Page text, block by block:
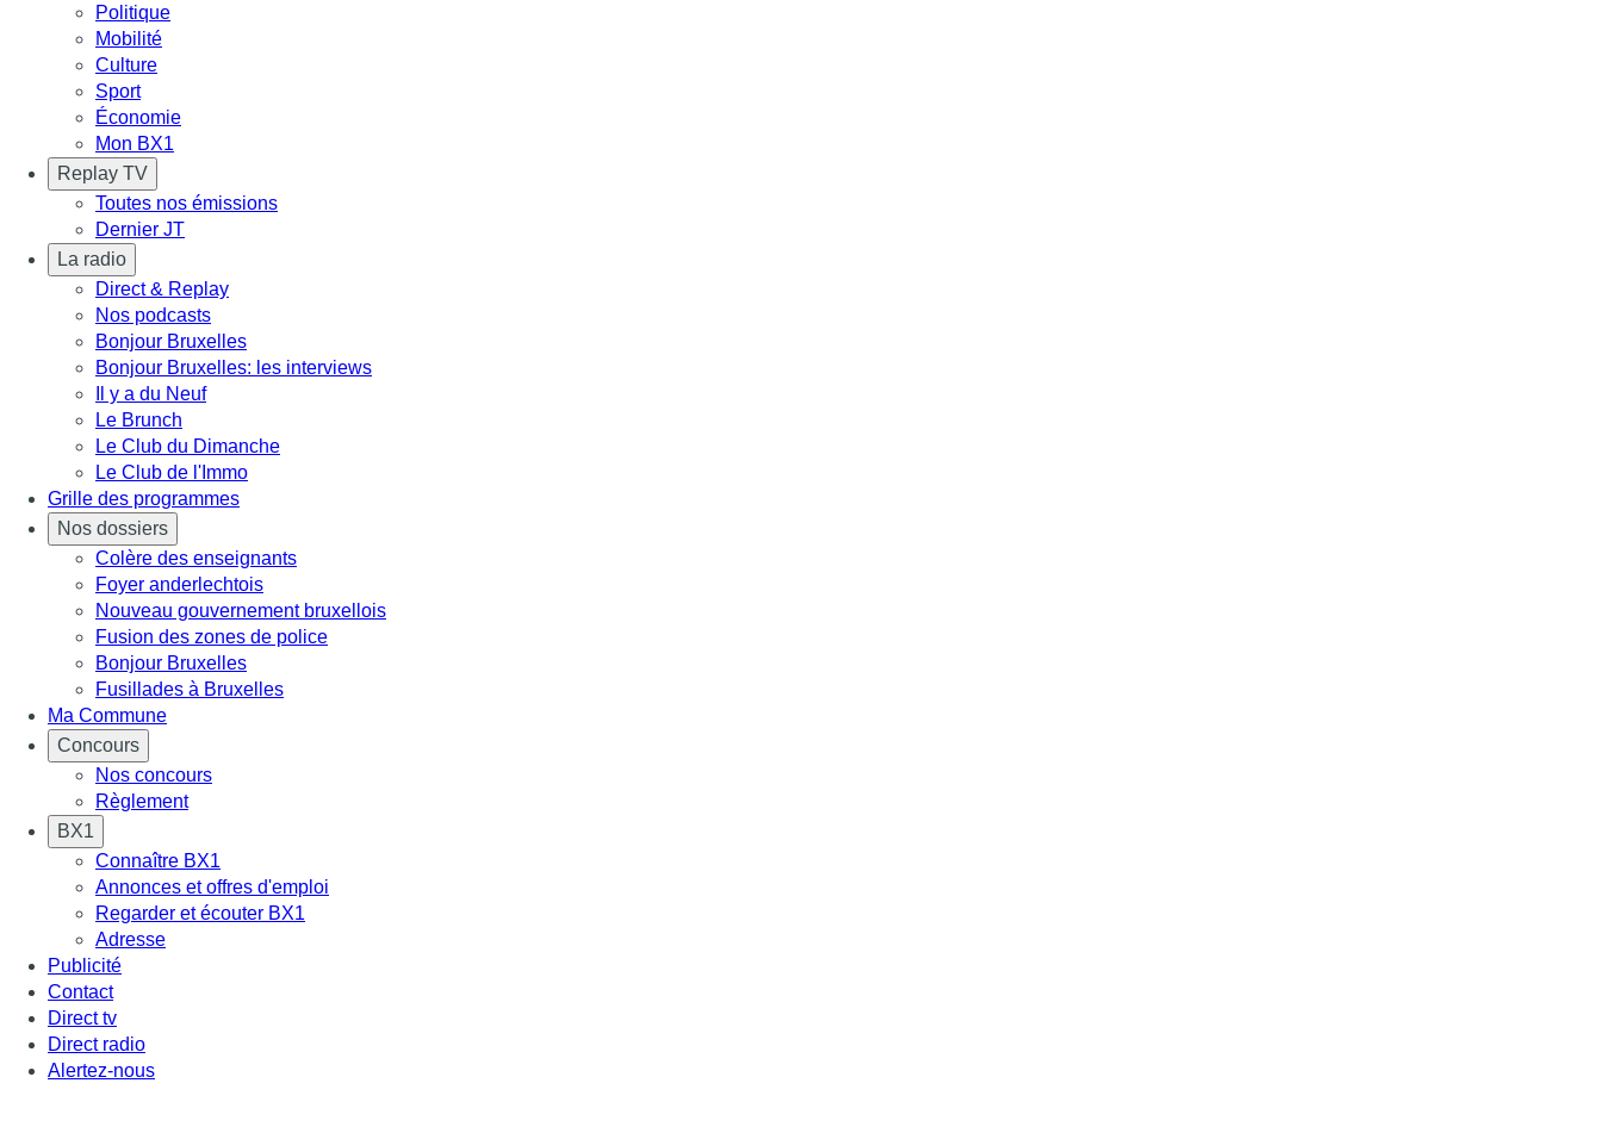
Politique
Mobilité
Culture
Sport
Économie
Mon BX1
Replay TV
Toutes nos émissions
Dernier JT
La radio
Direct & Replay
Nos podcasts
Bonjour Bruxelles
Bonjour Bruxelles: les interviews
Il y a du Neuf
Le Brunch
Le Club du Dimanche
Le Club de l'Immo
Grille des programmes
Nos dossiers
Colère des enseignants
Foyer anderlechtois
Nouveau gouvernement bruxellois
Fusion des zones de police
Bonjour Bruxelles
Fusillades à Bruxelles
Ma Commune
Concours
Nos concours
Règlement
BX1
Connaître BX1
Annonces et offres d'emploi
Regarder et écouter BX1
Adresse
Publicité
Contact
Direct tv
Direct radio
Alertez-nous